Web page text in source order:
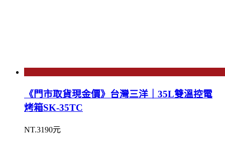
《門市取貨現金價》台灣三洋｜35L雙溫控電
烤箱SK-35TC
NT.3190元